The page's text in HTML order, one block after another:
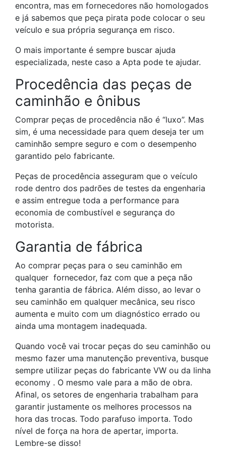
encontra, mas em fornecedores não homologados
e já sabemos que peça pirata pode colocar o seu
veículo e sua própria segurança em risco.
O mais importante é sempre buscar ajuda
especializada, neste caso a Apta pode te ajudar.
Procedência das peças de
caminhão e ônibus
Comprar peças de procedência não é “luxo”. Mas
sim, é uma necessidade para quem deseja ter um
caminhão sempre seguro e com o desempenho
garantido pelo fabricante.
Peças de procedência asseguram que o veículo
rode dentro dos padrões de testes da engenharia
e assim entregue toda a performance para
economia de combustível e segurança do
motorista.
Garantia de fábrica
Ao comprar peças para o seu caminhão em
qualquer fornecedor, faz com que a peça não
tenha garantia de fábrica. Além disso, ao levar o
seu caminhão em qualquer mecânica, seu risco
aumenta e muito com um diagnóstico errado ou
ainda uma montagem inadequada.
Quando você vai trocar peças do seu caminhão ou
mesmo fazer uma manutenção preventiva, busque
sempre utilizar peças do fabricante VW ou da linha
economy . O mesmo vale para a mão de obra.
Afinal, os setores de engenharia trabalham para
garantir justamente os melhores processos na
hora das trocas. Todo parafuso importa. Todo
nível de força na hora de apertar, importa.
Lembre-se disso!